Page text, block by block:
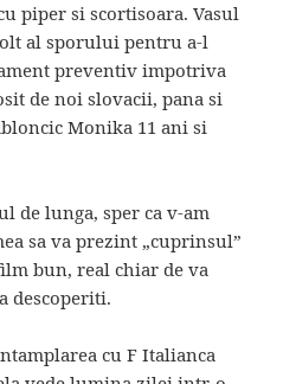
piper si scortisoara. Vasul
al sporului pentru a-l
preventiv impotriva
de noi slovacii, pana si
Monika 11 ani si
de lunga, sper ca v-am
sa va prezint „cuprinsul”
bun, real chiar de va
descoperiti.
cu F Italianca